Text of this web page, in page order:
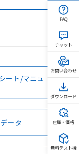
ート/マニュ
ータ
FAQ
チャット
お問い合わせ
ダウンロード
在庫・価格
無料テスト機